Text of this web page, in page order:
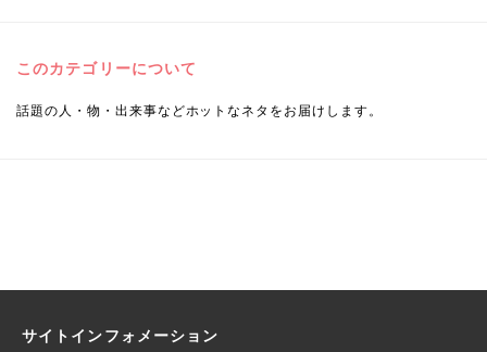
このカテゴリーについて
話題の人・物・出来事などホットなネタをお届けします。
サイトインフォメーション